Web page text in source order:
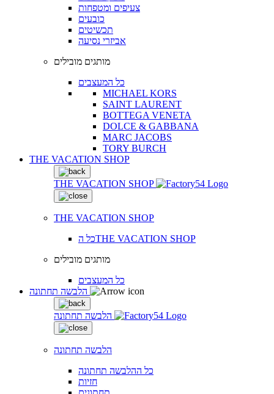
צעיפים ומטפחות
כובעים
תכשיטים
אביזרי נסיעה
מותגים מובילים
כל המעצבים
MICHAEL KORS
SAINT LAURENT
BOTTEGA VENETA
DOLCE & GABBANA
MARC JACOBS
TORY BURCH
THE VACATION SHOP
THE VACATION SHOP
THE VACATION SHOP
כל הTHE VACATION SHOP
מותגים מובילים
כל המעצבים
הלבשה תחתונה
הלבשה תחתונה
כל ההלבשה תחתונה
חזיות